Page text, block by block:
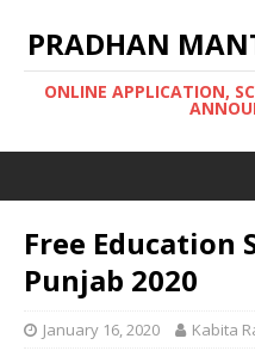
PRADHAN
ONLINE APPLICATION,
Free Education
Punjab 2020
January 16, 2020 Kabita